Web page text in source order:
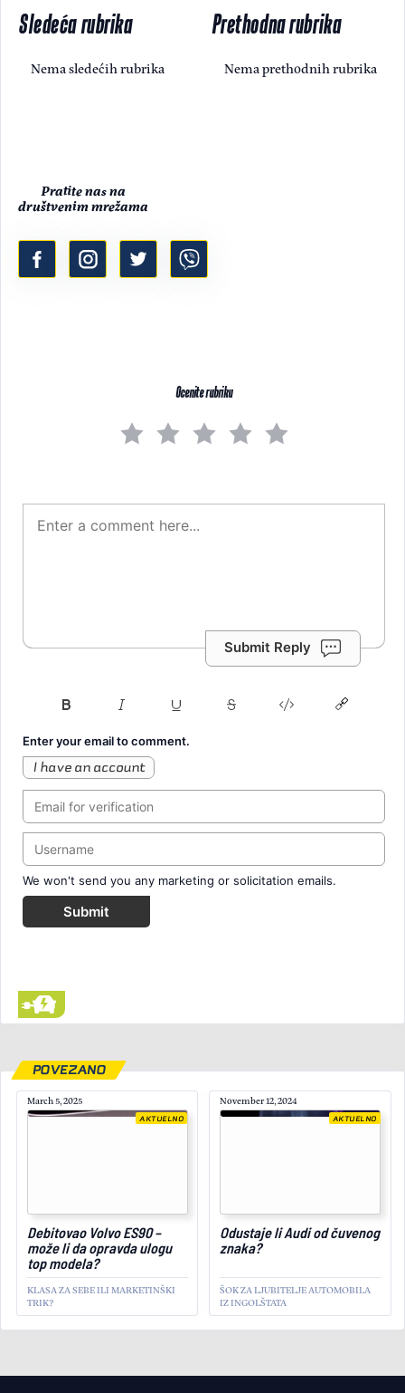
Sledeća rubrika
Nema sledećih rubrika
Prethodna rubrika
Nema prethodnih rubrika
Pratite nas na
društvenim mrežama
Ocenite rubriku
Submit Reply
Enter your email to comment.
I have an account
We won't send you any marketing or solicitation emails.
Submit
POVEZANO
March 5, 2025
Debitovao Volvo ES90 –
može li da opravda ulogu
top modela?
KLASA ZA SEBE ILI MARKETINŠKI
TRIK?
AKTUELNO
November 12, 2024
Odustaje li Audi od čuvenog
znaka?
ŠOK ZA LJUBITELJE AUTOMOBILA
IZ INGOLŠTATA
AKTUELNO
May 8, 2025
ćemo još čekati na prvi